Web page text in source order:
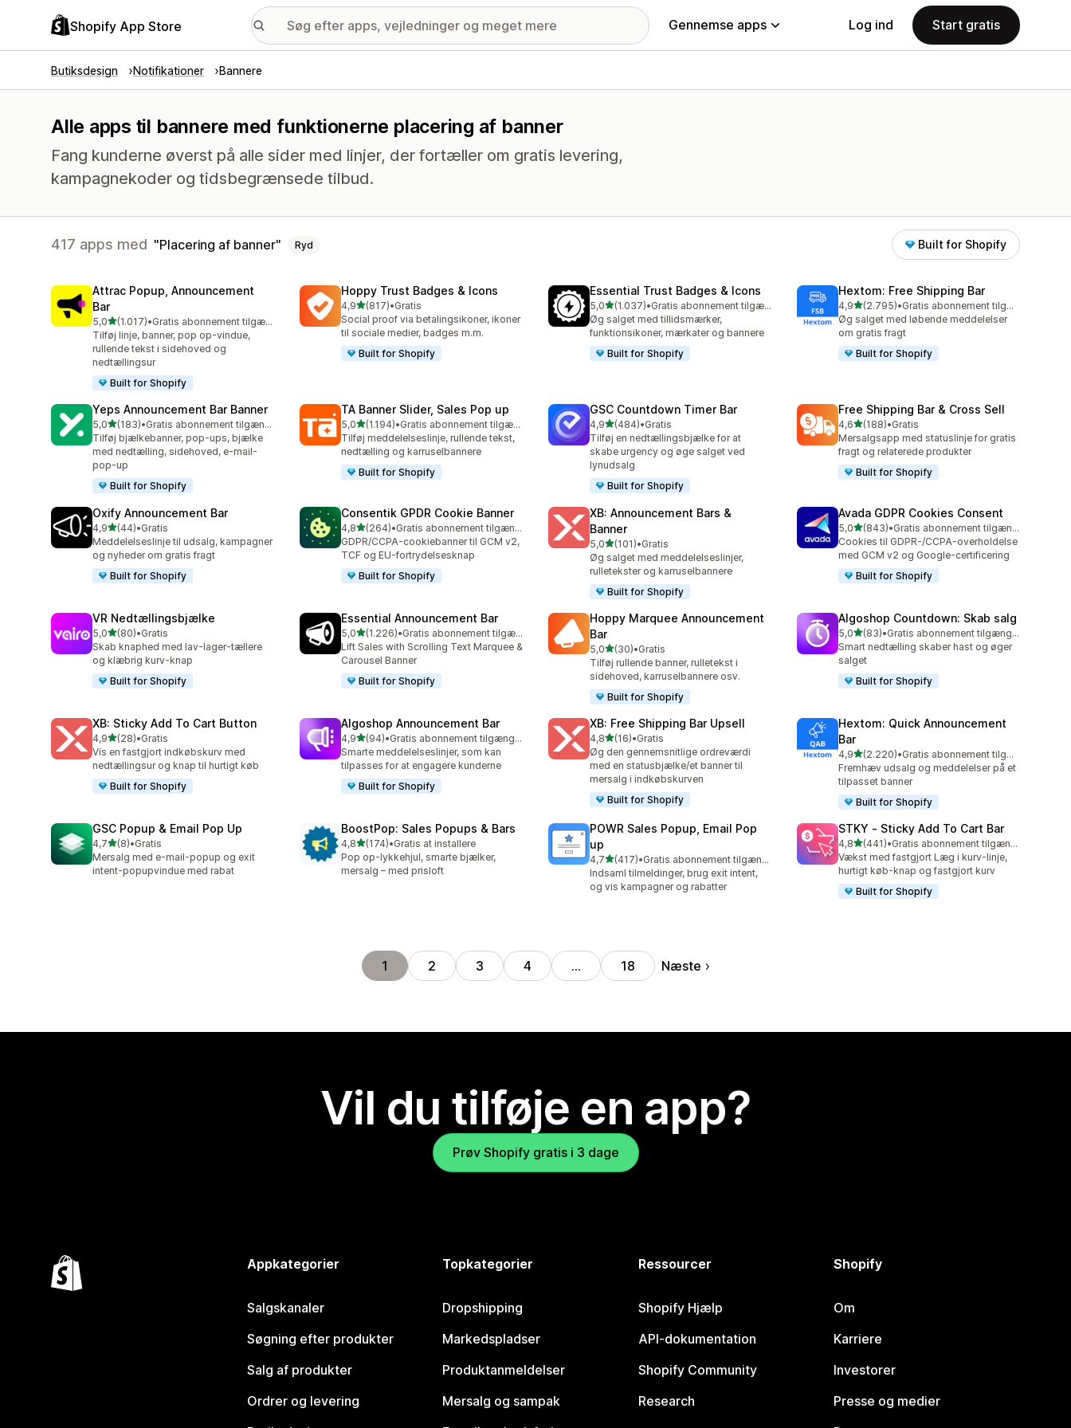
Shopify App Store Gennemse apps Log ind Start gratis
Butiksdesign Notifikationer Bannere
Alle apps til bannere med funktionerne placering af banner
Fang kunderne øverst på alle sider med linjer, der fortæller om gratis levering,
kampagnekoder og tidsbegrænsede tilbud.
417 apps med Placering af banner Ryd Built for Shopify
Attrac Popup, Announcement
Bar
5,0ud af 5 stjerner
(1.017)
1017 anmeldelser i alt
•
Gratis abonnement tilgængeligt
Tilføj linje, banner, pop op-vindue,
rullende tekst i sidehoved og
nedtællingsur
Built for Shopify
Hoppy Trust Badges & Icons
4,9ud af 5 stjerner
(817)
817 anmeldelser i alt
•Gratis
Social proof via betalingsikoner, ikoner
til sociale medier, badges m.m.
Built for Shopify
Essential Trust Badges & Icons
5,0ud af 5 stjerner
(1.037)
1037 anmeldelser i alt
•
Gratis abonnement tilgængeligt
Øg salget med tillidsmærker,
funktionsikoner, mærkater og bannere
Built for Shopify
Hextom: Free Shipping Bar
4,9ud af 5 stjerner
(2.795)
2795 anmeldelser i alt
•
Gratis abonnement tilgængeligt
Øg salget med løbende meddelelser
om gratis fragt
Built for Shopify
Yeps Announcement Bar Banner
5,0ud af 5 stjerner
(183)
183 anmeldelser i alt
•
Gratis abonnement tilgængeligt
Tilføj bjælkebanner, pop-ups, bjælke
med nedtælling, sidehoved, e-mail-
pop-up
Built for Shopify
TA Banner Slider, Sales Pop up
5,0ud af 5 stjerner
(1.194)
1194 anmeldelser i alt
•
Gratis abonnement tilgængeligt
Tilføj meddelelseslinje, rullende tekst,
nedtælling og karruselbannere
Built for Shopify
GSC Countdown Timer Bar
4,9ud af 5 stjerner
(484)
484 anmeldelser i alt
•Gratis
Tilføj en nedtællingsbjælke for at
skabe urgency og øge salget ved
lynudsalg
Built for Shopify
Free Shipping Bar & Cross Sell
4,6ud af 5 stjerner
(188)
188 anmeldelser i alt
•Gratis
Mersalgsapp med statuslinje for gratis
fragt og relaterede produkter
Built for Shopify
Oxify Announcement Bar
4,9ud af 5 stjerner
(44)
44 anmeldelser i alt
•Gratis
Meddelelseslinje til udsalg, kampagner
og nyheder om gratis fragt
Built for Shopify
Consentik GPDR Cookie Banner
4,8ud af 5 stjerner
(264)
264 anmeldelser i alt
•
Gratis abonnement tilgængeligt
GDPR/CCPA-cookiebanner til GCM v2,
TCF og EU-fortrydelsesknap
Built for Shopify
XB: Announcement Bars &
Banner
5,0ud af 5 stjerner
(101)
101 anmeldelser i alt
•Gratis
Øg salget med meddelelseslinjer,
rulletekster og karruselbannere
Built for Shopify
Avada GDPR Cookies Consent
5,0ud af 5 stjerner
(843)
843 anmeldelser i alt
•
Gratis abonnement tilgængeligt
Cookies til GDPR-/CCPA-overholdelse
med GCM v2 og Google-certificering
Built for Shopify
VR Nedtællingsbjælke
5,0ud af 5 stjerner
(80)
80 anmeldelser i alt
•Gratis
Skab knaphed med lav-lager-tællere
og klæbrig kurv-knap
Built for Shopify
Essential Announcement Bar
5,0ud af 5 stjerner
(1.226)
1226 anmeldelser i alt
•
Gratis abonnement tilgængeligt
Lift Sales with Scrolling Text Marquee &
Carousel Banner
Built for Shopify
Hoppy Marquee Announcement
Bar
5,0ud af 5 stjerner
(30)
30 anmeldelser i alt
•Gratis
Tilføj rullende banner, rulletekst i
sidehoved, karruselbannere osv.
Built for Shopify
Algoshop Countdown: Skab salg
5,0ud af 5 stjerner
(83)
83 anmeldelser i alt
•
Gratis abonnement tilgængeligt
Smart nedtælling skaber hast og øger
salget
Built for Shopify
XB: Sticky Add To Cart Button
4,9ud af 5 stjerner
(28)
28 anmeldelser i alt
•Gratis
Vis en fastgjort indkøbskurv med
nedtællingsur og knap til hurtigt køb
Built for Shopify
Algoshop Announcement Bar
4,9ud af 5 stjerner
(94)
94 anmeldelser i alt
•
Gratis abonnement tilgængeligt
Smarte meddelelseslinjer, som kan
tilpasses for at engagere kunderne
Built for Shopify
XB: Free Shipping Bar Upsell
4,8ud af 5 stjerner
(16)
16 anmeldelser i alt
•Gratis
Øg den gennemsnitlige ordreværdi
med en statusbjælke/et banner til
mersalg i indkøbskurven
Built for Shopify
Hextom: Quick Announcement
Bar
4,9ud af 5 stjerner
(2.220)
2220 anmeldelser i alt
•
Gratis abonnement tilgængeligt
Fremhæv udsalg og meddelelser på et
tilpasset banner
Built for Shopify
GSC Popup & Email Pop Up
4,7ud af 5 stjerner
(8)
8 anmeldelser i alt
•Gratis
Mersalg med e-mail-popup og exit
intent-popupvindue med rabat
BoostPop: Sales Popups & Bars
4,8ud af 5 stjerner
(174)
174 anmeldelser i alt
•Gratis at installere
Pop op-lykkehjul, smarte bjælker,
mersalg – med prisloft
POWR Sales Popup, Email Pop
up
4,7ud af 5 stjerner
(417)
417 anmeldelser i alt
•
Gratis abonnement tilgængeligt
Indsaml tilmeldinger, brug exit intent,
og vis kampagner og rabatter
STKY ‑ Sticky Add To Cart Bar
4,8ud af 5 stjerner
(441)
441 anmeldelser i alt
•
Gratis abonnement tilgængeligt
Vækst med fastgjort Læg i kurv-linje,
hurtigt køb-knap og fastgjort kurv
Built for Shopify
1 2 3 4 … 18 Næste
Vil du tilføje en app?
Prøv Shopify gratis i 3 dage
Appkategorier
Salgskanaler
Søgning efter produkter
Salg af produkter
Ordrer og levering
Topkategorier
Dropshipping
Markedspladser
Produktanmeldelser
Mersalg og sampak
Ressourcer
Shopify Hjælp
API-dokumentation
Shopify Community
Research
Shopify
Om
Karriere
Investorer
Presse og medier